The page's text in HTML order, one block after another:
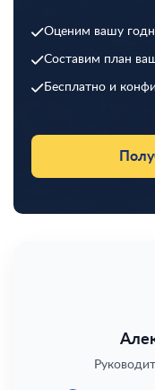
Оценим вашу
Составим план
Бесплатно и